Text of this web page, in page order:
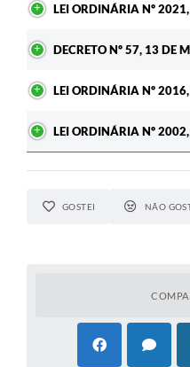
LEI ORDINÁRIA Nº
DECRETO Nº 57, 13 DE
LEI ORDINÁRIA Nº
LEI ORDINÁRIA Nº
GOSTEI NÃO